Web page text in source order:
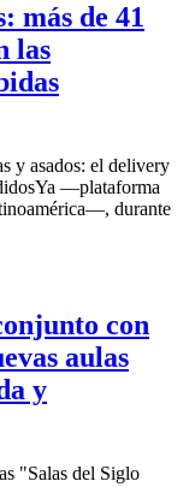
más de 41
las
y asados: el delivery
—plataforma
durante
con
aulas
y
"Salas del Siglo